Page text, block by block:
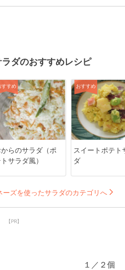
ダのおすすめレシピ
すすめ
からのサラダ（ポ
サラダ風）
おすすめ
スイートポテト
ダ
ーズを使ったサラダのカテゴリへ
【PR】
１／２個